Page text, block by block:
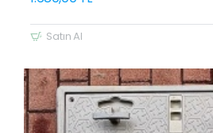
Satın Al